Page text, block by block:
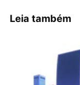
Leia também